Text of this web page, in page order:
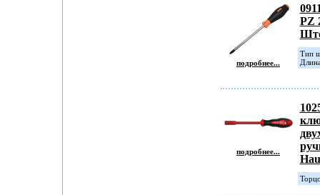
подробнее...
PZ
Тип
подробнее...